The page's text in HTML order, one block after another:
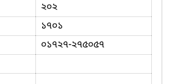
২০২
১৭০১
০১৭২৭-২৭৫০৫৭